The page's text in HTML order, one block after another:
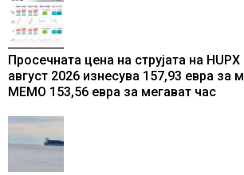
Просечната цена на струјата на
август 2026 изнесува 157,93 евра за
МЕМО 153,56 евра за мегават час